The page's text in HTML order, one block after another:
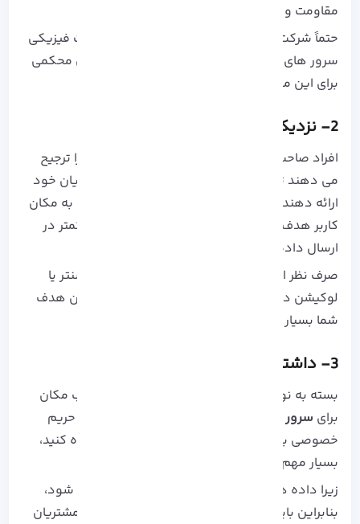
مقاومت و جلوگیری آید.
حتماً شرکت میزبانی انتخاب کنید که به حفظ امنیت فیزیکی
سرور های ارائه شده در آن اعتماد دارید و تضمین محکمی
برای این مورد به شما ارائه می کند.
2- نزدیکی مکان سرور به کاربران هدف
افراد صاحب کسب و کار عموماً سرور های مجازی را ترجیح
می دهند تا تجربه ای روان و قابل اعتماد به مشتریان خود
ارائه دهند، در این میان انتخاب سروری که نزدیک به مکان
کاربر هدف شماست باعث اتصال سریعتر و تاخیر کمتر در
ارسال داده ها می شود.
صرف نظر از کیفیت سرور، فاصله فیزیکی از دیتا سنتر یا
لوکیشن در عملکرد سیستم و درصد رضایت کاربران هدف
شما بسیار موثر است.
3- داشتن حریم خصوصی
بسته به نوع محتوایی که میزبانی می کنید، انتخاب مکان
برای سرور مجازی
که دارای قوانین قوی برای حفظ حریم
خصوصی باشد و شما با خیال آسوده از آن استفاده کنید،
بسیار مهم است.
زیرا داده های شما در این دیتاسنتر ها ذخیره می شود،
بنابراین باید حتماً از لحاظ ایمنی و حریم خصوصی مشتریان